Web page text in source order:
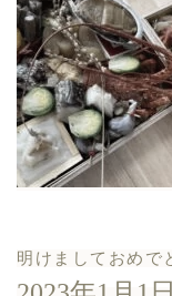
明けましておめで